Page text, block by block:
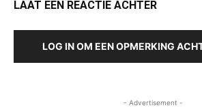
LAAT EEN REACTIE ACHTER
LOG IN OM EEN OPMERKING
- Advertisement -